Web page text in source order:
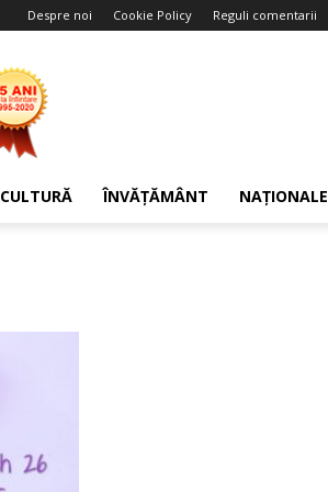
Despre noi Cookie Policy Reguli comentarii
CULTURĂ ÎNVĂȚĂMÂNT NAȚIONALE